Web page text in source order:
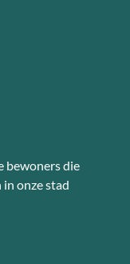
bewoners die
onze stad